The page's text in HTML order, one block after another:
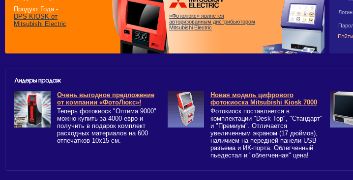
Продукт Года -
DPS KIOSK от
Mitsubishi Electric
«Фотолюкс» является
авторизованным дистрибьютором
Mitsubishi Electric
Логин
Очень выгодное предложение
от компании «ФотоЛюкс»!
Теперь фотокиоск "Оптима 9000"
можно купить за 4000 евро и
получить в подарок комплект
расходных материалов на 600
отпечатков 10х15 см.
Новая модель цифрового
фотокиоска Mitsubishi Kiosk 7000
Фотокиоск поставляется в
комплектации "Desk Top", "Стандарт"
и "Премиум". Отличается
увеличенным экраном (17 дюймов),
наличием на передней панели USB-
разъема и ИК-порта. Облегченный
пьедестал и "облегченная" цена!